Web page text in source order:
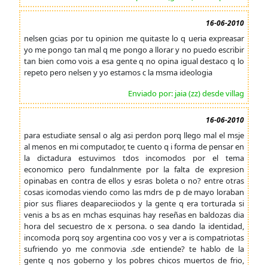
16-06-2010
nelsen gcias por tu opinion me quitaste lo q ueria expreasar
yo me pongo tan mal q me pongo a llorar y no puedo escribir
tan bien como vois a esa gente q no opina igual destaco q lo
repeto pero nelsen y yo estamos c la msma ideologia
Enviado por: jaia (zz) desde villag
16-06-2010
para estudiate sensal o alg asi perdon porq llego mal el msje
al menos en mi computador, te cuento q i forma de pensar en
la dictadura estuvimos tdos incomodos por el tema
economico pero fundalnmente por la falta de expresion
opinabas en contra de ellos y esras boleta o no? entre otras
cosas icomodas viendo como las mdrs de p de mayo loraban
pior sus fliares deapareciiodos y la gente q era torturada si
venis a bs as en mchas esquinas hay reseñas en baldozas dia
hora del secuestro de x persona. o sea dando la identidad,
incomoda porq soy argentina coo vos y ver a is compatriotas
sufriendo yo me conmovia .sde entiende? te hablo de la
gente q nos goberno y los pobres chicos muertos de frio,